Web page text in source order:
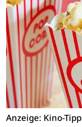
Anzeige: Kino-Tipp